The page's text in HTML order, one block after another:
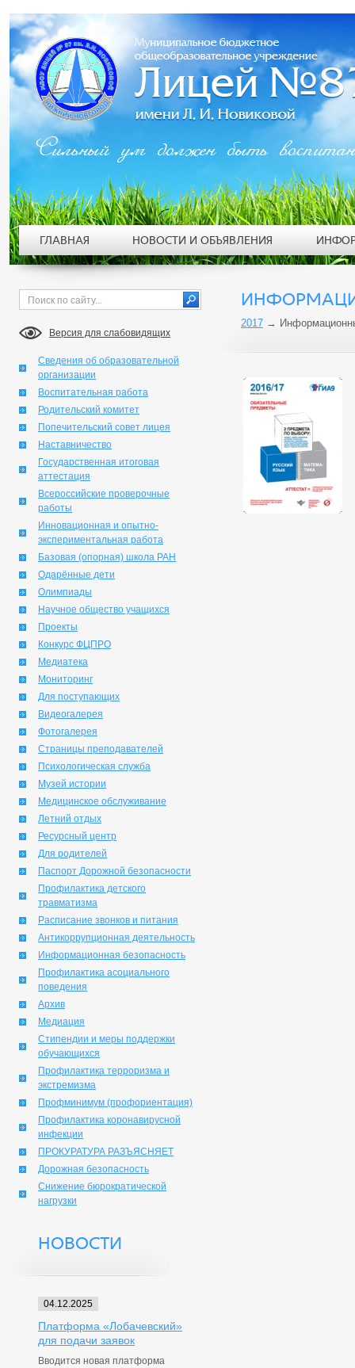
Версия для слабовидящих
Сведения об образовательной
организации
Воспитательная работа
Родительский комитет
Попечительский совет лицея
Наставничество
Государственная итоговая
аттестация
Всероссийские проверочные
работы
Инновационная и опытно-
экспериментальная работа
Базовая (опорная) школа РАН
Одарённые дети
Олимпиады
Научное общество учащихся
Проекты
Конкурс ФЦПРО
Медиатека
Мониторинг
Для поступающих
Видеогалерея
Фотогалерея
Страницы преподавателей
Психологическая служба
Музей истории
Медицинское обслуживание
Летний отдых
Ресурсный центр
Для родителей
Паспорт Дорожной безопасности
Профилактика детского
травматизма
Расписание звонков и питания
Антикоррупционная деятельность
Информационная безопасность
Профилактика асоциального
поведения
Архив
Медиация
Стипендии и меры поддержки
обучающихся
Профилактика терроризма и
экстремизма
Профминимум (профориентация)
Профилактика коронавирусной
инфекции
ПРОКУРАТУРА РАЗЪЯСНЯЕТ
Дорожная безопасность
Снижение бюрократической
нагрузки
НОВОСТИ
04.12.2025
Платформа «Лобачевский»
для подачи заявок
Вводится новая платформа
2017 →
Сильный ум должен быть
ГЛАВНАЯ НОВОСТИ И ОБЪЯВЛЕНИЯ